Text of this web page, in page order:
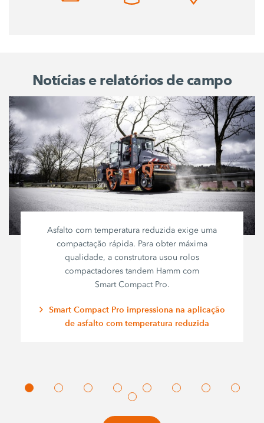
Notícias e relatórios de campo
Asfalto com temperatura reduzida exige uma
compactação rápida. Para obter máxima
qualidade, a construtora usou rolos
compactadores tandem Hamm com
Smart Compact Pro.
Smart Compact Pro impressiona na aplicação
de asfalto com temperatura reduzida